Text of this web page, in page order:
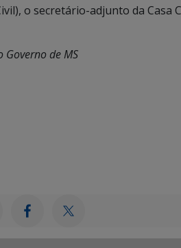
o secretário-adjunto da Casa
Governo de MS